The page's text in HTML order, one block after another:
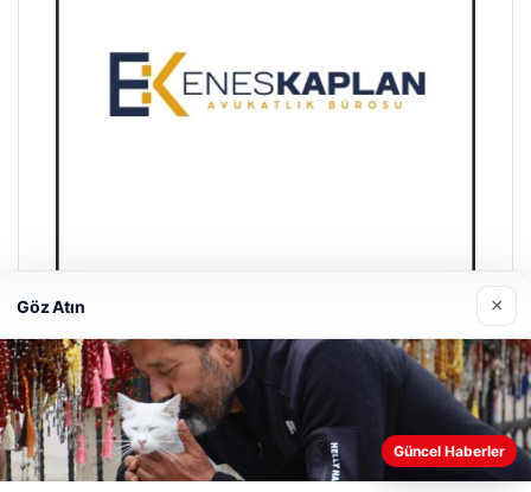
Enes Kaplan Avukatlık Bürosu
Nisan 28, 2026
Web sitemizi nasıl kullandığınızı daha iyi anlayabilmek,
Göz Atın ×
Güncel Haberler